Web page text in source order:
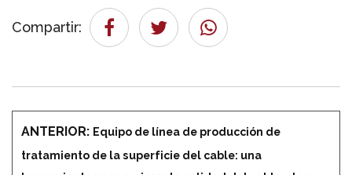
Compartir:
ANTERIOR: Equipo de línea de producción de
tratamiento de la superficie del cable: una